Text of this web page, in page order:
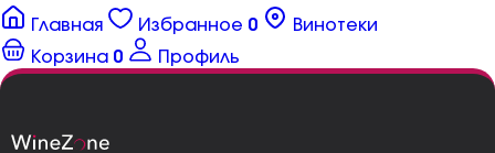
Главная Избранное 0
Винотеки
Корзина 0 Профиль